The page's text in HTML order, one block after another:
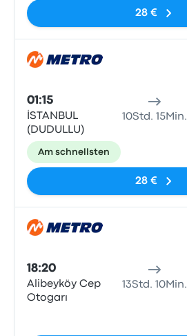
28 €
01:15
İSTANBUL
(DUDULLU)
10Std. 15Min.
Am schnellsten
28 €
18:20
Alibeyköy Cep
Otogarı
13Std. 10Min.